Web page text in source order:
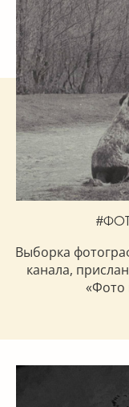
Выборка
канала,
«Фото